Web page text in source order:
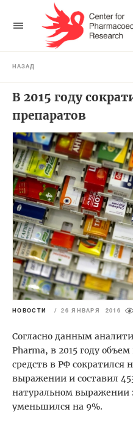
НАЗАД
В 2015 году
препаратов
НОВОСТИ / 26 ЯНВАРЯ 2016
Согласно данным
Pharma, в 2015 году
средств в РФ сократился
выражении и составил
натуральном выражении
уменьшился на 9%.